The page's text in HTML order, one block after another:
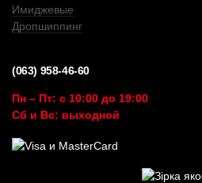
Имиджевые
Дропшиппинг
(063) 958-46-60
Пн – Пт: с 10:00 до 19:00
Сб и Вс: выходной